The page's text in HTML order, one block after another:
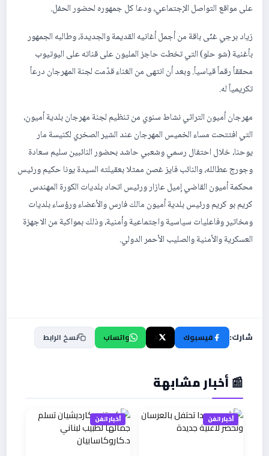
على مواقع التواصل الإجتماعي، ودعا كل جمهوره لحضور الحفل.
زياد برجي غنّى باقة من أجمل أغانيه القديمة والجديدة، وطالبه الجمهور
بأغنية (شو حلو) التي تخطت حاجز المليون على قناته على اليوتيوب
محققاً رقماً قياسياً. وبعد أن انتهى من الغناء قدّمت لجنة المهرجان درعاً
تكريمياً له.
مهرجان أميون التراثي نشاط سنوي من تنظيم لجنة مهرجان بلدية أميون،
التي افتتحت مساء الخميس المهرجان عند الشير الصخري لكنيسة مار
يوحنا، خلال احتفال رسمي وشعبي حاشد بحضور النائبين سليم سعادة
وجورج عطالله، والنائب فايز غصن ممثلا بعقيلته السيدة يونا حكيم ورئيس
محكمة أميون القاضي إميل عازار ورئيس اتحاد بلديات الكورة المهندس
كريم بو كريم ورئيس بلدية أميون مالك فارس والأعضاء ورؤساء بلديات
ومخاتير وفاعليات سياسية واجتماعية وأمنية، وذلك بمواكبة من الاجهزة
العسكرية والأمنية والصليب الأحمر الدولي.
شارك: فيسبوك واتساب نسخ الرابط
📰 أخبار مشابهة
أخبار الفن أخبار الفن